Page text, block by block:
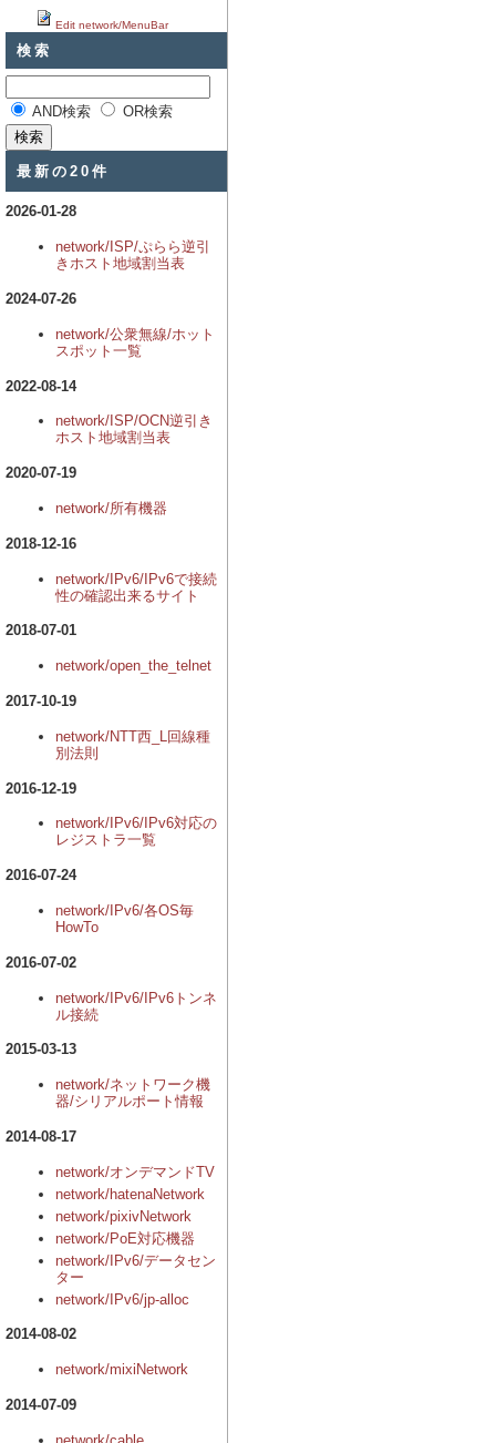
Edit network/MenuBar
検索
AND検索 OR検索
最新の20件
2026-01-28
network/ISP/ぷらら逆引
きホスト地域割当表
2024-07-26
network/公衆無線/ホット
スポット一覧
2022-08-14
network/ISP/OCN逆引き
ホスト地域割当表
2020-07-19
network/所有機器
2018-12-16
network/IPv6/IPv6で接続
性の確認出来るサイト
2018-07-01
network/open_the_telnet
2017-10-19
network/NTT西_L回線種
別法則
2016-12-19
network/IPv6/IPv6対応の
レジストラ一覧
2016-07-24
network/IPv6/各OS毎
HowTo
2016-07-02
network/IPv6/IPv6トンネ
ル接続
2015-03-13
network/ネットワーク機
器/シリアルポート情報
2014-08-17
network/オンデマンドTV
network/hatenaNetwork
network/pixivNetwork
network/PoE対応機器
network/IPv6/データセン
ター
network/IPv6/jp-alloc
2014-08-02
network/mixiNetwork
2014-07-09